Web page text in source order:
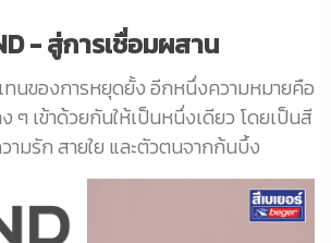
- สู่การเชื่อมผสาน
นของการหยุดยั้ง อีกหนึ่งความหมายคือ
ๆ เข้าด้วยกันให้เป็นหนึ่งเดียว โดยเป็นสี
ามรัก สายใย และตัวตนจากก้นบึ้ง